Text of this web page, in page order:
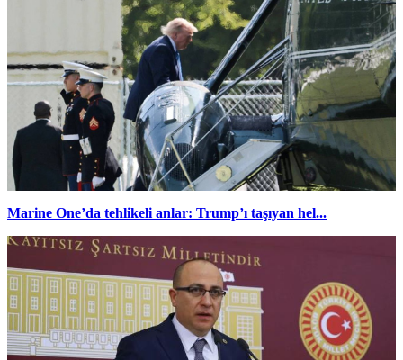
Marine One’da tehlikeli anlar: Trump’ı taşıyan hel...